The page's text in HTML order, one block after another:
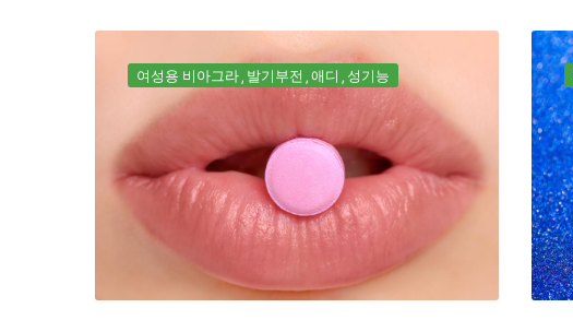
여성용 비아그라 발기부전 애디 성기능